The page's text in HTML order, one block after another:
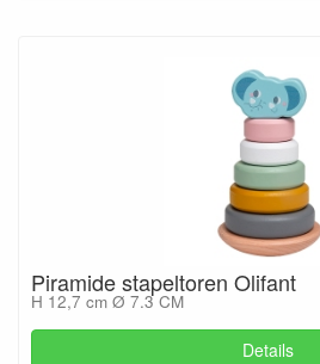
Piramide stapeltoren Olifant
H 12,7 cm Ø 7.3 CM
Details